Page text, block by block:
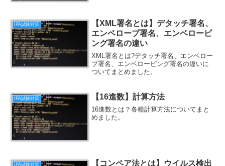
IPA試験対策
【XML署名とは】デタッチ署名、
エンベロープ署名、エンベローピ
ング署名の違い
XML署名とは?デタッチ署名、エンベロー
プ署名、エンベローピング署名の違いに
ついてまとめました。
IPA試験対策 【16進数】計算方法
16進数とは？各種計算方法についてまと
めました。
IPA試験対策
【コンペア法とは】ウイルス検出